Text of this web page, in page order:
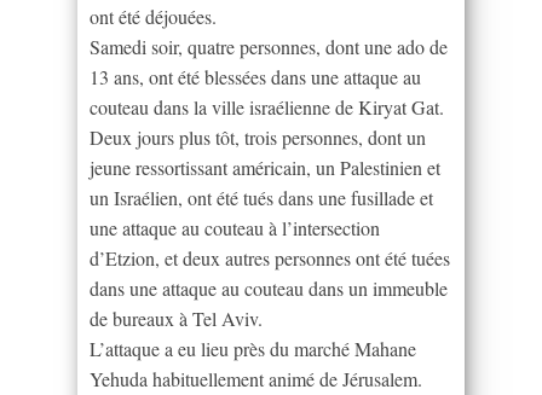
ont été déjouées.
Samedi soir, quatre personnes, dont une ado de
13 ans, ont été blessées dans une attaque au
couteau dans la ville israélienne de Kiryat Gat.
Deux jours plus tôt, trois personnes, dont un
jeune ressortissant américain, un Palestinien et
un Israélien, ont été tués dans une fusillade et
une attaque au couteau à l’intersection
d’Etzion, et deux autres personnes ont été tuées
dans une attaque au couteau dans un immeuble
de bureaux à Tel Aviv.
L’attaque a eu lieu près du marché Mahane
Yehuda habituellement animé de Jérusalem.